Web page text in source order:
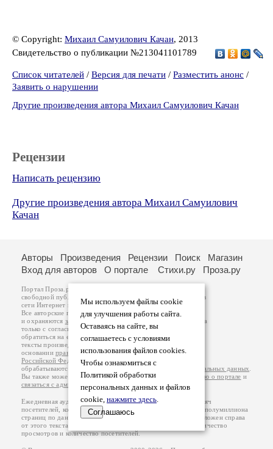
© Copyright: Михаил Самуилович Качан, 2013
Свидетельство о публикации №213041101789
Список читателей / Версия для печати / Разместить анонс /
Заявить о нарушении
Другие произведения автора Михаил Самуилович Качан
Рецензии
Написать рецензию
Другие произведения автора Михаил Самуилович
Качан
Мы используем файлы cookie
для улучшения работы сайта.
Оставаясь на сайте, вы
соглашаетесь с условиями
использования файлов cookies.
Чтобы ознакомиться с
Политикой обработки
персональных данных и файлов
cookie, нажмите здесь.
Соглашаюсь
Авторы Произведения Рецензии Поиск
Магазин
Вход для авторов
О портале Стихи.ру Проза.ру
Портал Проза.ру предоставляет авторам возможность
свободной публикации своих литературных произведений в
сети Интернет на основаниипользовательского договора
Все авторские права на произведения принадлежат авторам
и охраняются законом
. Перепечатка произведений возможна
только с согласия его автора, к которому вы можете
обратиться на его авторской странице. Ответственность за
тексты произведений авторы несут самостоятельно на
основанииправил публикацииизаконодательства
Российской Федерации. Данные пользователей
обрабатываются на основании
Политики обработки персональных данных
Вы также можете посмотреть более подробную
информацию о портале и
связаться с администрацией
Ежедневная аудитория портала Проза.ру – порядка 100 тысяч
посетителей, которые в общей сумме просматривают более полумиллиона
страниц по данным счетчика посещаемости, который расположен справа
от этого текста. В каждой графе указано по две цифры: количество
просмотров и количество посетителей.